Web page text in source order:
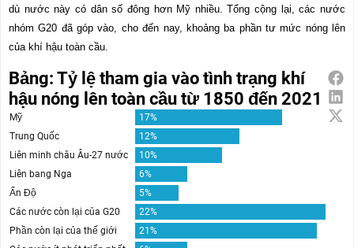
dù nước này có dân số đông hơn Mỹ nhiều. Tổng cộng lại, các nước
nhóm G20 đã góp vào, cho đến nay, khoảng ba phần tư mức nóng lên
của khí hậu toàn cầu.